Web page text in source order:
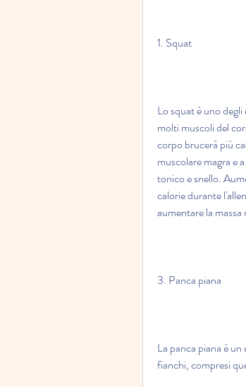
1. Squat
Lo squat è uno
molti muscoli del
corpo brucerà più
muscolare magra e
tonico e snello.
calorie durante
aumentare la
3. Panca piana
La panca piana è
fianchi, compresi